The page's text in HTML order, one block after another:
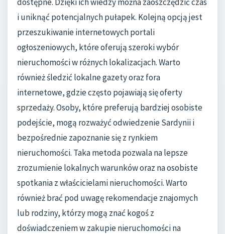
i uniknąć potencjalnych pułapek. Kolejną opcją jest
przeszukiwanie internetowych portali
ogłoszeniowych, które oferują szeroki wybór
nieruchomości w różnych lokalizacjach. Warto
również śledzić lokalne gazety oraz fora
internetowe, gdzie często pojawiają się oferty
sprzedaży. Osoby, które preferują bardziej osobiste
podejście, mogą rozważyć odwiedzenie Sardynii i
bezpośrednie zapoznanie się z rynkiem
nieruchomości. Taka metoda pozwala na lepsze
zrozumienie lokalnych warunków oraz na osobiste
spotkania z właścicielami nieruchomości. Warto
również brać pod uwagę rekomendacje znajomych
lub rodziny, którzy mogą znać kogoś z
doświadczeniem w zakupie nieruchomości na